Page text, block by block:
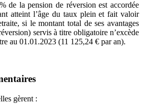
de la pension de réversion est accordée
atteint l’âge du taux plein et fait valoir
si le montant total de ses avantages
servis à titre obligatoire n’excède
au 01.01.2023 (11 125,24 € par an).
gèrent :